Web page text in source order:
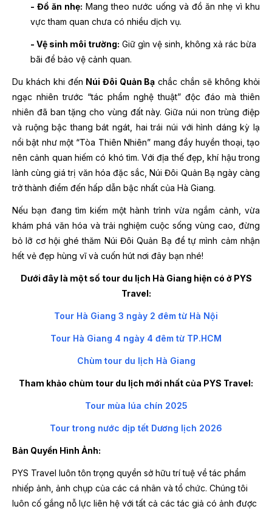
- Đồ ăn nhẹ: Mang theo nước uống và đồ ăn nhẹ vì khu
vực tham quan chưa có nhiều dịch vụ.
- Vệ sinh môi trường: Giữ gìn vệ sinh, không xả rác bừa
bãi để bảo vệ cảnh quan.
Du khách khi đến Núi Đôi Quản Bạ chắc chắn sẽ không khỏi
ngạc nhiên trước “tác phẩm nghệ thuật” độc đáo mà thiên
nhiên đã ban tặng cho vùng đất này. Giữa núi non trùng điệp
và ruộng bậc thang bát ngát, hai trái núi với hình dáng kỳ lạ
nổi bật như một “Tòa Thiên Nhiên” mang đầy huyền thoại, tạo
nên cảnh quan hiếm có khó tìm. Với địa thế đẹp, khí hậu trong
lành cùng giá trị văn hóa đặc sắc, Núi Đôi Quản Bạ ngày càng
trở thành điểm đến hấp dẫn bậc nhất của Hà Giang.
Nếu bạn đang tìm kiếm một hành trình vừa ngắm cảnh, vừa
khám phá văn hóa và trải nghiệm cuộc sống vùng cao, đừng
bỏ lỡ cơ hội ghé thăm Núi Đôi Quản Bạ để tự mình cảm nhận
hết vẻ đẹp hùng vĩ và cuốn hút nơi đây bạn nhé!
Dưới đây là một số tour du lịch Hà Giang hiện có ở PYS
Travel:
Tour Hà Giang 3 ngày 2 đêm từ Hà Nội
Tour Hà Giang 4 ngày 4 đêm từ TP.HCM
Chùm tour du lịch Hà Giang
Tham khảo chùm tour du lịch mới nhất của PYS Travel:
Tour mùa lúa chín 2025
Tour trong nước dịp tết Dương lịch 2026
Bản Quyền Hình Ảnh:
PYS Travel luôn tôn trọng quyền sở hữu trí tuệ về tác phẩm
nhiếp ảnh, ảnh chụp của các cá nhân và tổ chức. Chúng tôi
luôn cố gắng nỗ lực liên hệ với tất cả các tác giả có ảnh được